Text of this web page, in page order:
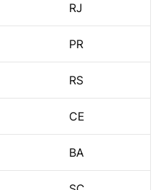
RJ
PR
RS
CE
BA